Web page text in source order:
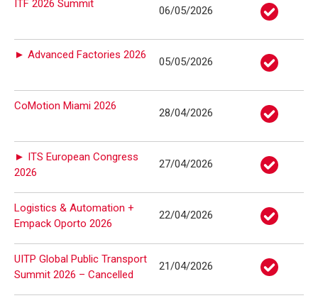
ITF 2026 Summit
06/05/2026
► Advanced Factories 2026
05/05/2026
CoMotion Miami 2026
28/04/2026
► ITS European Congress
2026
27/04/2026
Logistics & Automation +
Empack Oporto 2026
22/04/2026
UITP Global Public Transport
Summit 2026 – Cancelled
21/04/2026